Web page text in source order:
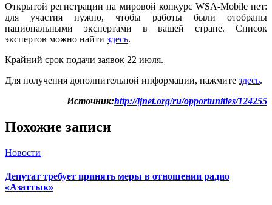
Открытой регистрации на мировой конкурс WSA-Mobile нет:
для участия нужно, чтобы работы были отобраны
национальными экспертами в вашей стране. Список
экспертов можно найти здесь.
Крайний срок подачи заявок 22 июля.
Для получения дополнительной информации, нажмите здесь.
Источник:http://ijnet.org/ru/opportunities/124255
Похожие записи
Новости
Депутат требует принять меры в отношении радио
«Азаттык»